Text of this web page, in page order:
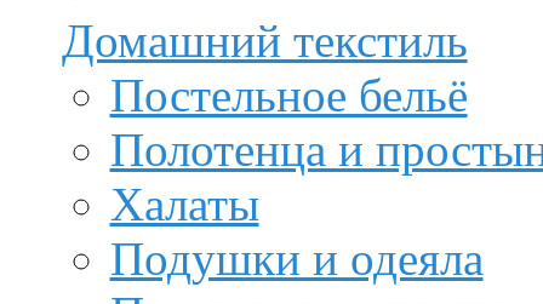
Домашний текстиль
Постельное бельё
Полотенца и
Халаты
Подушки и одеяла